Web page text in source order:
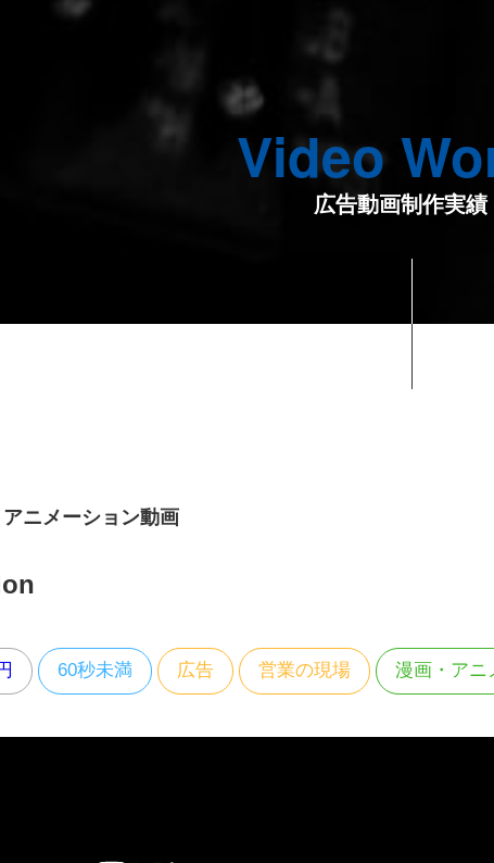
Video
広告動画制作実績
ニメーション動画
60秒未満 広告 営業の現場 漫画・アニ